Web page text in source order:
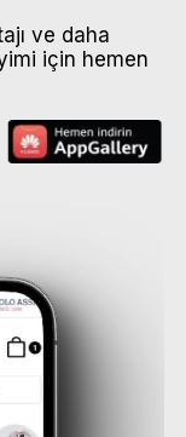
ve daha
için hemen